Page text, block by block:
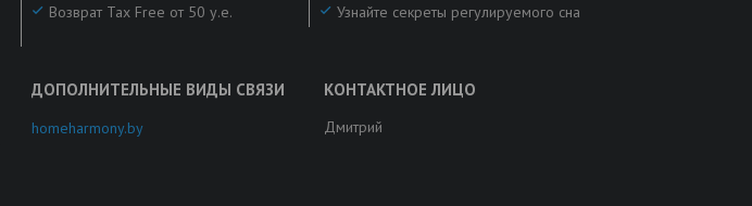
Возврат Tax Free от 50 у.е. Узнайте секреты регулируемого сна
homeharmony.by Дмитрий